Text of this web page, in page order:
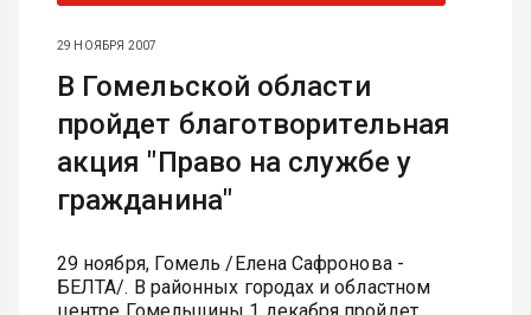
29 НОЯБРЯ 2007
В Гомельской области
пройдет благотворительная
акция "Право на службе у
гражданина"
29 ноября, Гомель /Елена Сафронова -
БЕЛТА/. В районных городах и областном